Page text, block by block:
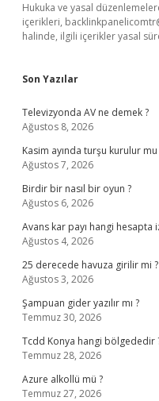
Hukuka ve yasal
içerikleri,
halinde, ilgili içerikler yasal
Son Yazılar
Televizyonda AV ne demek ?
Ağustos 8, 2026
Kasim ayında turşu kurulur mu
Ağustos 7, 2026
Birdir bir nasıl bir oyun ?
Ağustos 6, 2026
Avans kar payı hangi hesapta
Ağustos 4, 2026
25 derecede havuza girilir mi ?
Ağustos 3, 2026
Şampuan gider yazılır mı ?
Temmuz 30, 2026
Tcdd Konya hangi bölgededir
Temmuz 28, 2026
Azure alkollü mü ?
Temmuz 27, 2026